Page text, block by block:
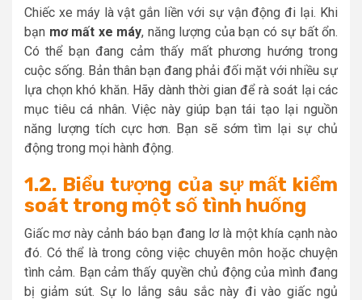
Chiếc xe máy là vật gắn liền với sự vận động đi lại. Khi
bạn mơ mất xe máy, năng lượng của bạn có sự bất ổn.
Có thể bạn đang cảm thấy mất phương hướng trong
cuộc sống. Bản thân bạn đang phải đối mặt với nhiều sự
lựa chọn khó khăn. Hãy dành thời gian để rà soát lại các
mục tiêu cá nhân. Việc này giúp bạn tái tạo lại nguồn
năng lượng tích cực hơn. Bạn sẽ sớm tìm lại sự chủ
động trong mọi hành động.
1.2. Biểu tượng của sự mất kiểm
soát trong một số tình huống
Giấc mơ này cảnh báo bạn đang lơ là một khía cạnh nào
đó. Có thể là trong công việc chuyên môn hoặc chuyện
tình cảm. Bạn cảm thấy quyền chủ động của mình đang
bị giảm sút. Sự lo lắng sâu sắc này đi vào giấc ngủ